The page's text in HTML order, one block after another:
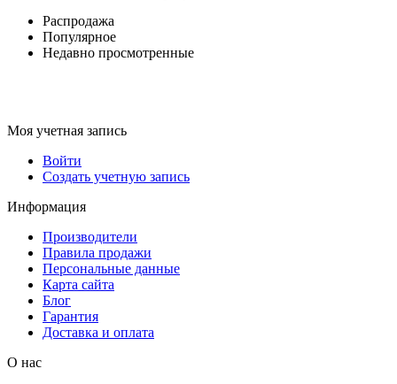
Распродажа
Популярное
Недавно просмотренные
Моя учетная запись
Войти
Создать учетную запись
Информация
Производители
Правила продажи
Персональные данные
Карта сайта
Блог
Гарантия
Доставка и оплата
О нас